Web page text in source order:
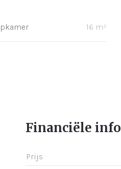
16 m²
Financiële info
Prijs